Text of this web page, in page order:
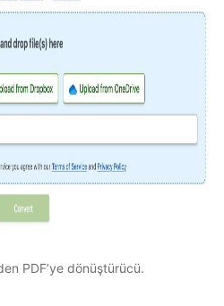
PDF’ye dönüştürücü.